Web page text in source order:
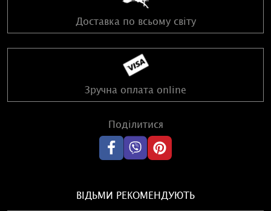
Доставка по всьому світу
Зручна оплата online
Поділитися
ВІДЬМИ РЕКОМЕНДУЮТЬ